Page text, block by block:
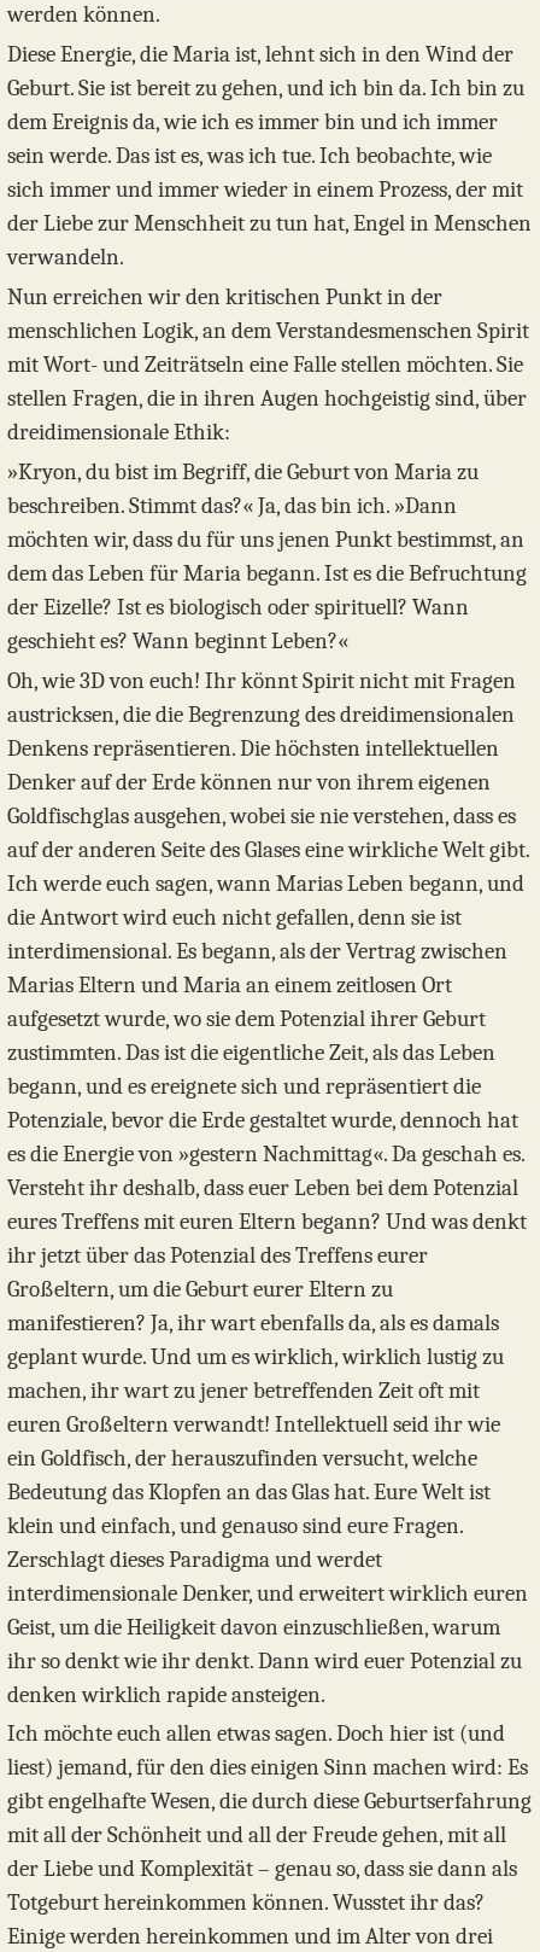
werden können.
Diese Energie, die Maria ist, lehnt sich in den Wind der
Geburt. Sie ist bereit zu gehen, und ich bin da. Ich bin zu
dem Ereignis da, wie ich es immer bin und ich immer
sein werde. Das ist es, was ich tue. Ich beobachte, wie
sich immer und immer wieder in einem Prozess, der mit
der Liebe zur Menschheit zu tun hat, Engel in Menschen
verwandeln.
Nun erreichen wir den kritischen Punkt in der
menschlichen Logik, an dem Verstandesmenschen Spirit
mit Wort- und Zeiträtseln eine Falle stellen möchten. Sie
stellen Fragen, die in ihren Augen hochgeistig sind, über
dreidimensionale Ethik:
»Kryon, du bist im Begriff, die Geburt von Maria zu
beschreiben. Stimmt das?« Ja, das bin ich. »Dann
möchten wir, dass du für uns jenen Punkt bestimmst, an
dem das Leben für Maria begann. Ist es die Befruchtung
der Eizelle? Ist es biologisch oder spirituell? Wann
geschieht es? Wann beginnt Leben?«
Oh, wie 3D von euch! Ihr könnt Spirit nicht mit Fragen
austricksen, die die Begrenzung des dreidimensionalen
Denkens repräsentieren. Die höchsten intellektuellen
Denker auf der Erde können nur von ihrem eigenen
Goldfischglas ausgehen, wobei sie nie verstehen, dass es
auf der anderen Seite des Glases eine wirkliche Welt gibt.
Ich werde euch sagen, wann Marias Leben begann, und
die Antwort wird euch nicht gefallen, denn sie ist
interdimensional. Es begann, als der Vertrag zwischen
Marias Eltern und Maria an einem zeitlosen Ort
aufgesetzt wurde, wo sie dem Potenzial ihrer Geburt
zustimmten. Das ist die eigentliche Zeit, als das Leben
begann, und es ereignete sich und repräsentiert die
Potenziale, bevor die Erde gestaltet wurde, dennoch hat
es die Energie von »gestern Nachmittag«. Da geschah es.
Versteht ihr deshalb, dass euer Leben bei dem Potenzial
eures Treffens mit euren Eltern begann? Und was denkt
ihr jetzt über das Potenzial des Treffens eurer
Großeltern, um die Geburt eurer Eltern zu
manifestieren? Ja, ihr wart ebenfalls da, als es damals
geplant wurde. Und um es wirklich, wirklich lustig zu
machen, ihr wart zu jener betreffenden Zeit oft mit
euren Großeltern verwandt! Intellektuell seid ihr wie
ein Goldfisch, der herauszufinden versucht, welche
Bedeutung das Klopfen an das Glas hat. Eure Welt ist
klein und einfach, und genauso sind eure Fragen.
Zerschlagt dieses Paradigma und werdet
interdimensionale Denker, und erweitert wirklich euren
Geist, um die Heiligkeit davon einzuschließen, warum
ihr so denkt wie ihr denkt. Dann wird euer Potenzial zu
denken wirklich rapide ansteigen.
Ich möchte euch allen etwas sagen. Doch hier ist (und
liest) jemand, für den dies einigen Sinn machen wird: Es
gibt engelhafte Wesen, die durch diese Geburtserfahrung
mit all der Schönheit und all der Freude gehen, mit all
der Liebe und Komplexität – genau so, dass sie dann als
Totgeburt hereinkommen können. Wusstet ihr das?
Einige werden hereinkommen und im Alter von drei